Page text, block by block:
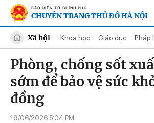
BÁO ĐIỆN TỬ CHÍNH PHỦ
CHUYÊN TRANG THỦ ĐÔ HÀ NỘI
Xã hội Khoa học Giáo dục Pháp
Phòng, chống sốt
sớm để bảo vệ sức
đồng
19/06/2026 5:04 PM